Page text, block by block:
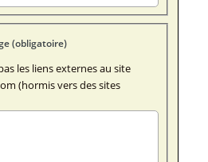
Texte de votre message (obligatoire)
les liens externes au site
(hormis vers des sites